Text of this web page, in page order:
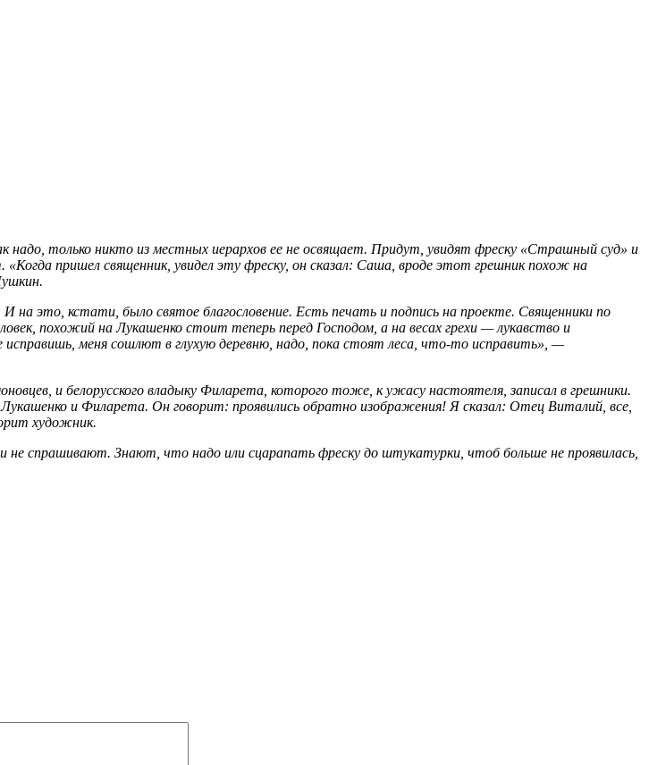
надо, только никто из местных иерархов ее не освящает. Придут, увидят фреску «Страшный суд» и
пришел священник, увидел эту фреску, он сказал: Саша, вроде этот грешник похож на
на это, кстати, было святое благословение. Есть печать и подпись на проекте. Священники по
похожий на Лукашенко стоит теперь перед Господом, а на весах грехи — лукавствo и
меня сошлют в глухую деревню, надо, пока стоят леса, что-то исправить», —
и белорусского владыку Филарета, которого тоже, к ужасу настоятеля, записал в грешники.
и Филарета. Он говорит: проявились обратно изображения! Я сказал: Отец Виталий, все,
художник.
спрашивают. Знают, что надо или сцарапать фреску до штукатурки, чтоб больше не проявилась,